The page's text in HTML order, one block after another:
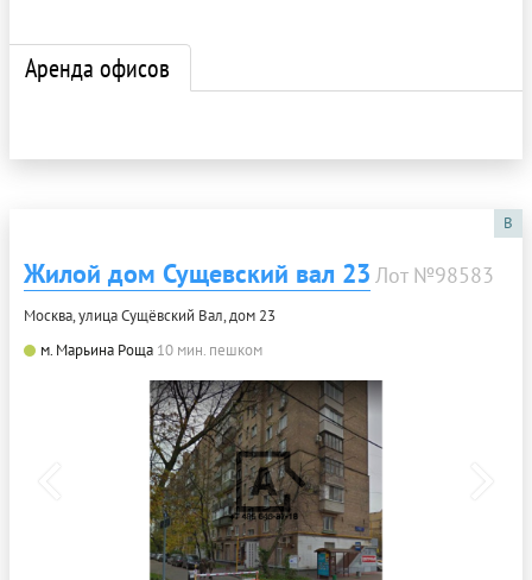
Аренда офисов
B
Жилой дом Сущевский вал 23 Лот №98583
Москва, улица Сущёвский Вал, дом 23
м. Марьина Роща 10 мин. пешком